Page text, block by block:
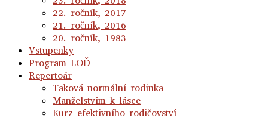
22. ročník, 2017
21. ročník, 2016
20. ročník, 1983
Vstupenky
Program LOĎ
Repertoár
Taková normální rodinka
Manželstvím k lásce
Kurz efektivního rodičovství